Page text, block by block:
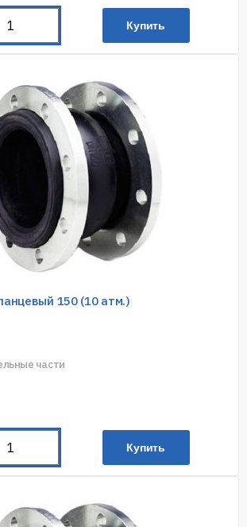
Купить
150 (10 атм.)
части
Купить